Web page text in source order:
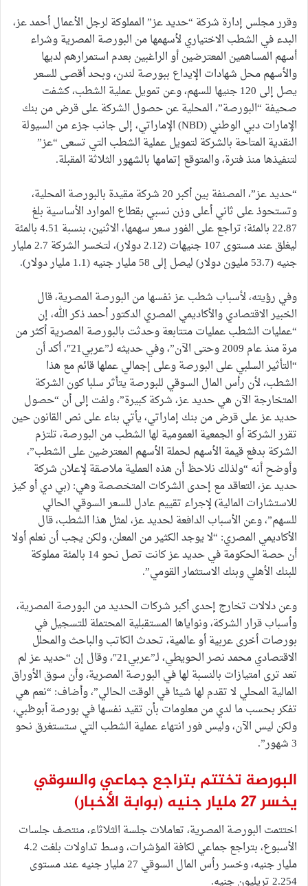
وقرر مجلس إدارة شركة “حديد عز” المملوكة لرجل الأعمال أحمد عز،
البدء في الشطب الاختياري لأسهمها من البورصة المصرية وشراء
أسهم المساهمين المعترضين أو الراغبين بعدم استمرارهم لديها
والأسهم محل شهادات الإيداع ببورصة لندن، وبحد أقصى للسعر
يصل إلى 120 جنيها للسهم، وعن تمويل عملية الشطب، كشفت
صحيفة “البورصة”، المحلية عن حصول الشركة على قرض من بنك
الإمارات دبي الوطني (NBD) الإماراتي، إلى جانب جزء من السيولة
النقدية المتاحة بالشركة لتمويل عملية الشطب التي تسعى “عز”
لتنفيذها منذ فترة، والمتوقع إتمامها بالشهور الثلاثة المقبلة.
“حديد عز”، المصنفة بين أكبر 20 شركة مقيدة بالبورصة المحلية،
وتستحوذ على ثاني أعلى وزن نسبي بقطاع الموارد الأساسية بلغ
22.87 بالمئة؛ تراجع على الفور سعر سهمها، الاثنين، بنسبة 4.51 بالمئة
ليغلق عند مستوى 107 جنيهات (2.12 دولار)، لتخسر الشركة 2.7 مليار
جنيه (53.7 مليون دولار) ليصل إلى 58 مليار جنيه (1.1 مليار دولار).
وفي رؤيته، لأسباب شطب عز نفسها من البورصة المصرية، قال
الخبير الاقتصادي والأكاديمي المصري الدكتور أحمد ذكر الله، إن
“عمليات الشطب عمليات متتابعة وحدثت بالبورصة المصرية أكثر من
مرة منذ عام 2009 وحتى الآن”، وفي حديثه لـ”عربي21″، أكد أن
“التأثير السلبي على البورصة وعلى إجمالي عملها قائم مع هذا
الشطب، لأن رأس المال السوقي للبورصة يتأثر سلبا كون الشركة
المتخارجة الآن هي حديد عز، شركة كبيرة”، ولفت إلى أن “حصول
حديد عز على قرض من بنك إماراتي، يأتي بناء على نص القانون حين
تقرر الشركة أو الجمعية العمومية لها الشطب من البورصة، تلتزم
الشركة بدفع قيمة الأسهم لحملة الأسهم المعترضين على الشطب”،
وأوضح أنه “ولذلك نلاحظ أن هذه العملية ملاصقة لإعلان شركة
حديد عز، التعاقد مع إحدى الشركات المتخصصة وهي: (بي دي أو كيز
للاستشارات المالية) لإجراء تقييم عادل للسعر السوقي الحالي
للسهم”، وعن الأسباب الدافعة لحديد عز، لمثل هذا الشطب، قال
الأكاديمي المصري: “لا يوجد الكثير من المعلن، ولكن يجب أن نعلم أولا
أن حصة الحكومة في حديد عز كانت تصل نحو 14 بالمئة مملوكة
للبنك الأهلي وبنك الاستثمار القومي”.
وعن دلالات تخارج إحدى أكبر شركات الحديد من البورصة المصرية،
وأسباب قرار الشركة، ونواياها المستقبلية المحتملة للتسجيل في
بورصات أخرى عربية أو عالمية، تحدث الكاتب والباحث والمحلل
الاقتصادي محمد نصر الحويطي، لـ”عربي21″، وقال إن “حديد عز لم
تعد ترى امتيازات بالنسبة لها في البورصة المصرية، وأن سوق الأوراق
المالية المحلي لا تقدم لها شيئا في الوقت الحالي”، وأضاف: “نعم هي
تفكر بحسب ما لدي من معلومات بأن تقيد نفسها في بورصة أبوظبي،
ولكن ليس الآن، وليس فور انتهاء عملية الشطب التي ستستغرق نحو
3 شهور”.
البورصة تختتم بتراجع جماعي والسوقي
يخسر 27 مليار جنيه
(بوابة الأخبار)
اختتمت البورصة المصرية، تعاملات جلسة الثلاثاء، منتصف جلسات
الأسبوع، بتراجع جماعي لكافة المؤشرات، وسط تداولات بلغت 4.2
مليار جنيه، وخسر رأس المال السوقي 27 مليار جنيه عند مستوى